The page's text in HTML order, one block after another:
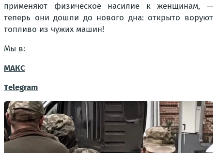
применяют физическое насилие к женщинам, —
теперь они дошли до нового дна: открыто воруют
топливо из чужих машин!
Мы в:
МАКС
Тelegram